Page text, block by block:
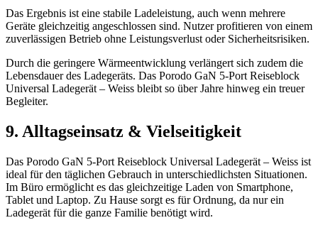
Das Ergebnis ist eine stabile Ladeleistung, auch wenn mehrere
Geräte gleichzeitig angeschlossen sind. Nutzer profitieren von einem
zuverlässigen Betrieb ohne Leistungsverlust oder Sicherheitsrisiken.
Durch die geringere Wärmeentwicklung verlängert sich zudem die
Lebensdauer des Ladegeräts. Das Porodo GaN 5-Port Reiseblock
Universal Ladegerät – Weiss bleibt so über Jahre hinweg ein treuer
Begleiter.
9. Alltagseinsatz & Vielseitigkeit
Das Porodo GaN 5-Port Reiseblock Universal Ladegerät – Weiss ist
ideal für den täglichen Gebrauch in unterschiedlichsten Situationen.
Im Büro ermöglicht es das gleichzeitige Laden von Smartphone,
Tablet und Laptop. Zu Hause sorgt es für Ordnung, da nur ein
Ladegerät für die ganze Familie benötigt wird.